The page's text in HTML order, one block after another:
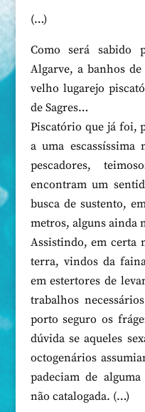
(…)
Como será sabido
Algarve, a banhos
velho lugarejo
de Sagres…
Piscatório que já foi,
a uma escassíssima
pescadores,
encontram um
busca de sustento,
metros, alguns ainda
Assistindo, em certa
terra, vindos da
em estertores de
trabalhos
porto seguro os
dúvida se aqueles
octogenários
padeciam de
não catalogada. (…)